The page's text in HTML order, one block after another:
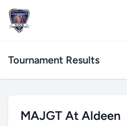
Tournament Results
MAJGT At Aldeen